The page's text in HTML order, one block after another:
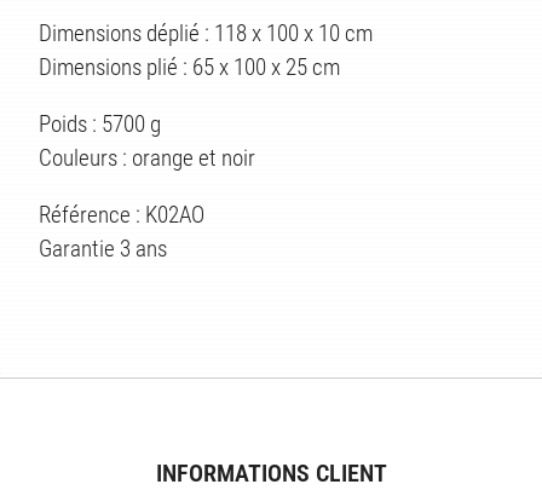
Dimensions déplié : 118 x 100 x 10 cm
Dimensions plié : 65 x 100 x 25 cm
Poids : 5700 g
Couleurs : orange et noir
Référence : K02AO
Garantie 3 ans
INFORMATIONS CLIENT